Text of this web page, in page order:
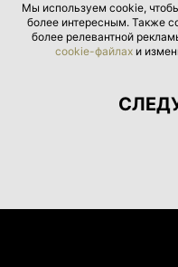
Мы используем cookie, чтобы
более интересным. Также
более релевантной
cookie-файлах и